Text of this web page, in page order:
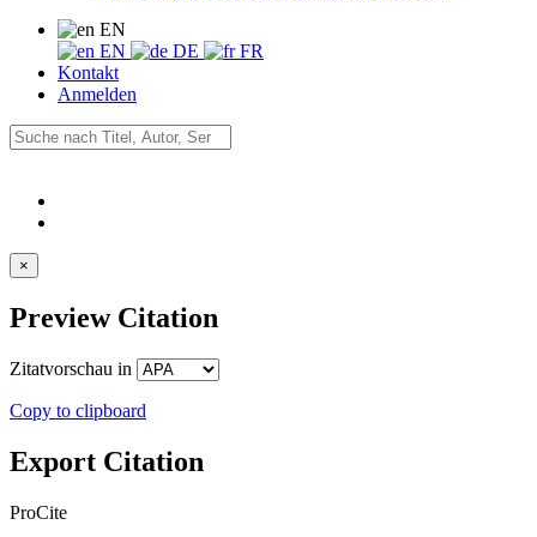
EN
EN
DE
FR
Kontakt
Anmelden
×
Preview Citation
Zitatvorschau in
Copy to clipboard
Export Citation
ProCite